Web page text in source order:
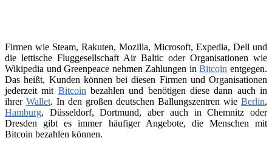
Firmen wie Steam, Rakuten, Mozilla, Microsoft, Expedia, Dell und
die lettische Fluggesellschaft Air Baltic oder Organisationen wie
Wikipedia und Greenpeace nehmen Zahlungen inBitcoin entgegen.
Das heißt, Kunden können bei diesen Firmen und Organisationen
jederzeit mit Bitcoin bezahlen und benötigen diese dann auch in
ihrer Wallet. In den großen deutschen Ballungszentren wie Berlin,
Hamburg, Düsseldorf, Dortmund, aber auch in Chemnitz oder
Dresden gibt es immer häufiger Angebote, die Menschen mit
Bitcoin bezahlen können.